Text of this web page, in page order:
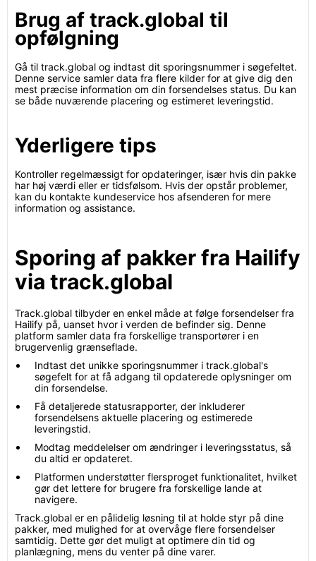
Brug af track.global til
opfølgning
Gå til track.global og indtast dit sporingsnummer i søgefeltet.
Denne service samler data fra flere kilder for at give dig den
mest præcise information om din forsendelses status. Du kan
se både nuværende placering og estimeret leveringstid.
Yderligere tips
Kontroller regelmæssigt for opdateringer, især hvis din pakke
har høj værdi eller er tidsfølsom. Hvis der opstår problemer,
kan du kontakte kundeservice hos afsenderen for mere
information og assistance.
Sporing af pakker fra Hailify
via track.global
Track.global tilbyder en enkel måde at følge forsendelser fra
Hailify på, uanset hvor i verden de befinder sig. Denne
platform samler data fra forskellige transportører i en
brugervenlig grænseflade.
Indtast det unikke sporingsnummer i track.global's
søgefelt for at få adgang til opdaterede oplysninger om
din forsendelse.
Få detaljerede statusrapporter, der inkluderer
forsendelsens aktuelle placering og estimerede
leveringstid.
Modtag meddelelser om ændringer i leveringsstatus, så
du altid er opdateret.
Platformen understøtter flersproget funktionalitet, hvilket
gør det lettere for brugere fra forskellige lande at
navigere.
Track.global er en pålidelig løsning til at holde styr på dine
pakker, med mulighed for at overvåge flere forsendelser
samtidig. Dette gør det muligt at optimere din tid og
planlægning, mens du venter på dine varer.